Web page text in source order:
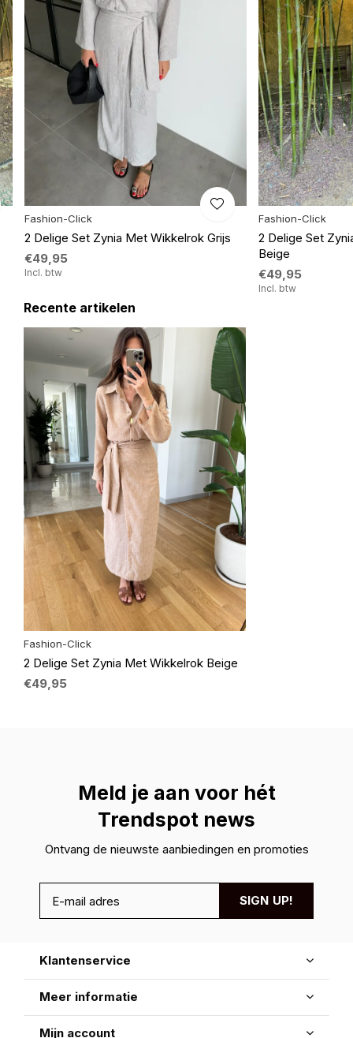
Fashion-Click
2 Delige Set Zynia Met Wikkelrok Grijs
€49,95
Incl. btw
Fashion-Click
2 Delige Set
Beige
€49,95
Incl. btw
Recente artikelen
Fashion-Click
2 Delige Set Zynia Met Wikkelrok Beige
€49,95
Meld je aan voor hét
Trendspot news
Ontvang de nieuwste aanbiedingen en promoties
SIGN UP!
Klantenservice
Meer informatie
Mijn account